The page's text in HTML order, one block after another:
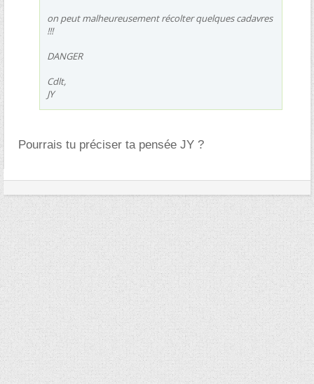
on peut malheureusement récolter quelques cadavres
!!!
DANGER
Cdlt,
JY
Pourrais tu préciser ta pensée JY ?